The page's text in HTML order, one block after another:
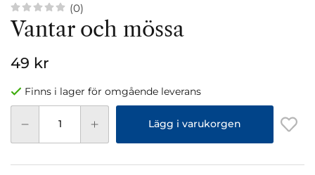
(0)
Vantar och mössa
49 kr
Finns i lager för omgående leverans
Lägg i varukorgen